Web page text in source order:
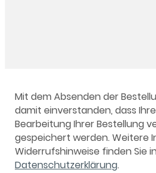
Mit dem Absenden der
damit einverstanden, dass
Bearbeitung Ihrer Bestellung
gespeichert werden. Weitere
Widerrufshinweise finden Sie
Datenschutzerklärung.